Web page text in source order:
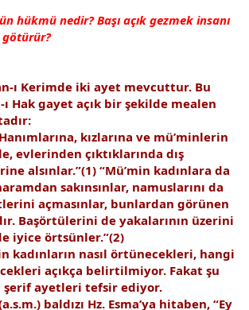
hükmü nedir? Başı açık gezmek insanı
götürür?
ı Kerimde iki ayet mevcuttur. Bu
Hak gayet açık bir şekilde mealen
kızlarına ve mü’minlerin
evlerinden çıktıklarında dış
alsınlar.”(1) “Mü’min kadınlara da
sakınsınlar, namuslarını da
açmasınlar, bunlardan görünen
Başörtülerini de yakalarının üzerini
iyice örtsünler.”(2)
kadınların nasıl örtünecekleri, hangi
açıkça belirtilmiyor. Fakat şu
şerif ayetleri tefsir ediyor.
baldızı Hz. Esma’ya hitaben, “Ey